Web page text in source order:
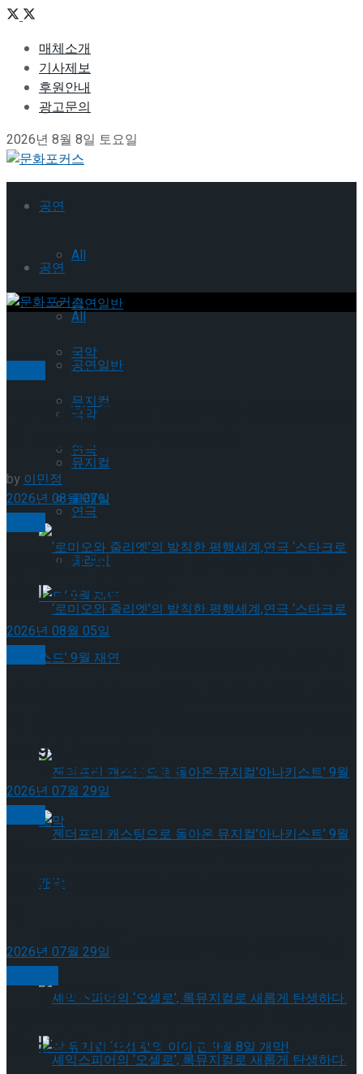
매체소개
기사제보
후원안내
광고문의
2026년 8월 8일 토요일
공연
All
공연일반
국악
뮤지컬
연극
클래식
‘로미오와 줄리엣’의 발칙한 평행세계,연극 ‘스
젠더프리 캐스팅으로 돌아온 뮤지컬’아나키스
공연
All
공연일반
국악
뮤지컬
연극
클래식
타크로스드’ 9월 재연
젠더프리 캐스팅으로 돌아온 뮤지컬’아나키스
트’ 9월 개막
‘로미오와 줄리엣’의 발칙한 평행세계,연
극 ‘스타크로스드’ 9월 재연
by이민정
2026년 08월 07일
젠더프리 캐스팅으로 돌아온 뮤지컬’아
나키스트’ 9월 개막
2026년 08월 05일
고’ 9월 8일 개막!
2026년 07월 29일
뮤지컬’연의 편지’ 오는 9월 관객과 만난
2026년 07월 29일
콘서트 ‘ONEPIECE’ 개최!